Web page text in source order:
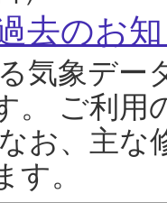
去のお
気象デー
。 ご利用
お、主な
す。